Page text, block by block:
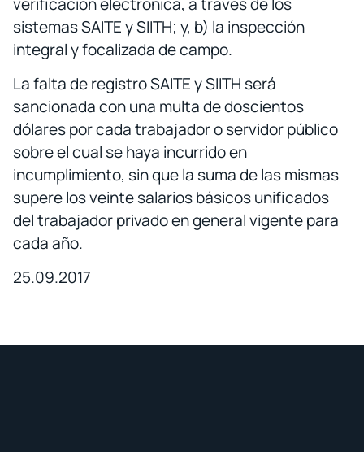
sistemas SAITE y SIITH; y, b) la inspección
integral y focalizada de campo.
La falta de registro SAITE y SIITH será
sancionada con una multa de doscientos
dólares por cada trabajador o servidor público
sobre el cual se haya incurrido en
incumplimiento, sin que la suma de las mismas
supere los veinte salarios básicos unificados
del trabajador privado en general vigente para
cada año.
25.09.2017